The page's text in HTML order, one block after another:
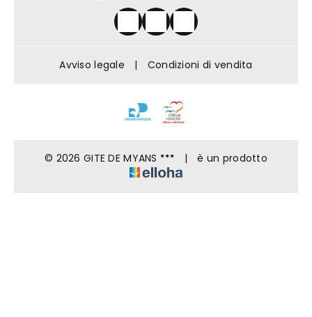
Avviso legale | Condizioni di vendita
© 2026 GITE DE MYANS | è un prodotto